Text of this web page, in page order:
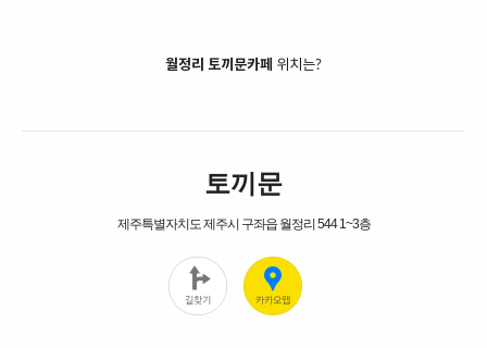
월정리 토끼문카페 위치는?